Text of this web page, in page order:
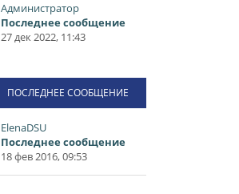
Администратор
Последнее сообщение
27 дек 2022, 11:43
ПОСЛЕДНЕЕ СООБЩЕНИЕ
ElenaDSU
Последнее сообщение
18 фев 2016, 09:53